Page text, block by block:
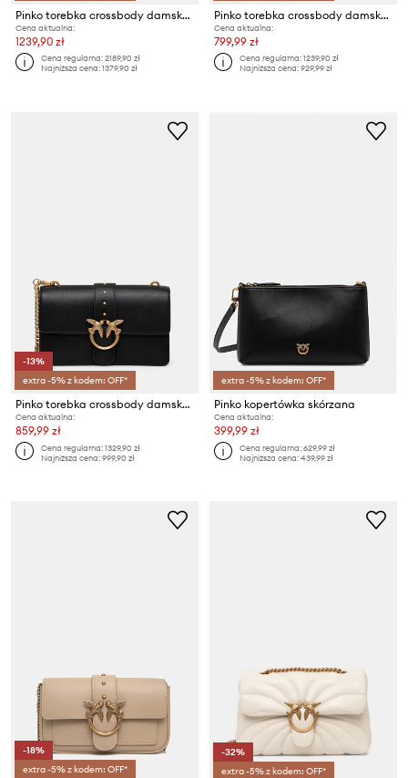
Pinko torebka crossbody damska skórzana
Cena aktualna:
1239,90 zł
Cena regularna:2189,90 zł
Najniższa cena:1379,90 zł
Pinko torebka crossbody damska skórzana
Cena aktualna:
799,99 zł
Cena regularna:1239,90 zł
Najniższa cena:929,99 zł
-13%
extra -5% z kodem: OFF*
Pinko torebka crossbody damska skórzana
Cena aktualna:
859,99 zł
Cena regularna:1329,90 zł
Najniższa cena:999,90 zł
extra -5% z kodem: OFF*
Pinko kopertówka skórzana
Cena aktualna:
399,99 zł
Cena regularna:629,99 zł
Najniższa cena:439,99 zł
-18%
extra -5% z kodem: OFF*
-32%
extra -5% z kodem: OFF*